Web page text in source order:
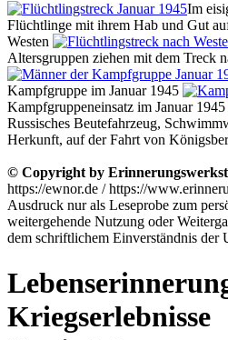
Im
Flüchtlinge mit ihrem Hab und Gut
Westen
Altersgruppen ziehen mit dem Treck
Kampfgruppe im Januar 1945
Kampfgruppeneinsatz im Januar 1945
Russisches Beutefahrzeug,
Herkunft, auf der Fahrt von
© Copyright by
https://ewnor.de / https://
Ausdruck nur als Leseprobe zum
weitergehende Nutzung oder
dem schriftlichem Einverständnis der
Kriegserlebnisse